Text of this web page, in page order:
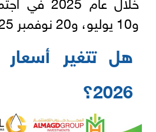
و10 يوليو، و20 نوفمبر 2025.
هل تتغير أسعار
2026؟